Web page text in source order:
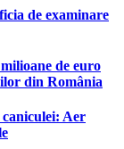
de examinare
de euro
din România
Aer